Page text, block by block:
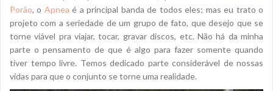
Porão, o Apnea é a principal banda de todos eles; mas eu trato o
projeto com a seriedade de um grupo de fato, que desejo que se
torne viável pra viajar, tocar, gravar discos, etc. Não há da minha
parte o pensamento de que é algo para fazer somente quando
tiver tempo livre. Temos dedicado parte considerável de nossas
vidas para que o conjunto se torne uma realidade.